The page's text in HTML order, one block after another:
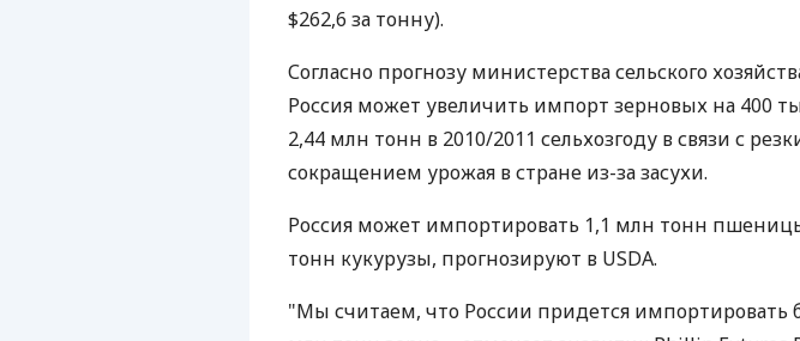
$262,6 за тонну).
Согласно прогнозу министерства сельского
Россия может увеличить импорт зерновых на 400
2,44 млн тонн в 2010/2011 сельхозгоду в связи с
сокращением урожая в стране из-за засухи.
Россия может импортировать 1,1 млн тонн
тонн кукурузы, прогнозируют в USDA.
"Мы считаем, что России придется импортировать